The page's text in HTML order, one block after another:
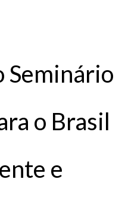
Seminário
o Brasil
e